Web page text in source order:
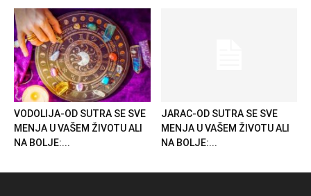
VODOLIJA-OD SUTRA SE SVE
MENJA U VAŠEM ŽIVOTU ALI
NA BOLJE:...
JARAC-OD SUTRA SE SVE
MENJA U VAŠEM ŽIVOTU ALI
NA BOLJE:...